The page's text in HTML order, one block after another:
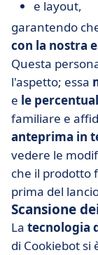
e layout,
garantendo
con la nostra
Questa
l'aspetto; essa
e le
familiare e
anteprima in
vedere le
che il prodotto
prima del
Scansione
La tecnologia
di Cookiebot